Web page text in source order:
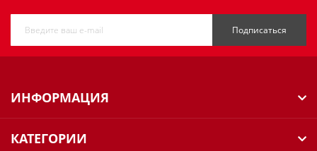
Подписаться
ИНФОРМАЦИЯ
КАТЕГОРИИ